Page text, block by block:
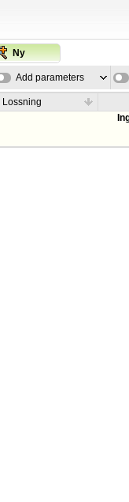
Ny
Add parameters
Lossning